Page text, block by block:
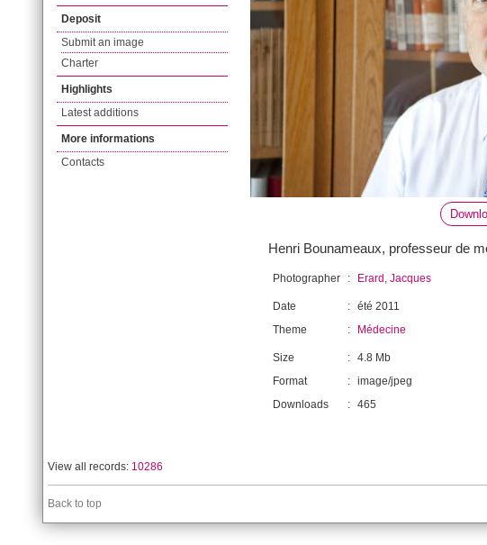
Deposit
Submit an image
Charter
Highlights
Latest additions
More informations
Contacts
Henri Bounameaux, professeur de
Photographer : Erard, Jacques
Date : été 2011
Theme
: Médecine
Size : 4.8 Mb
Format
: image/jpeg
Downloads
: 465
View all records: 10286
Back to top